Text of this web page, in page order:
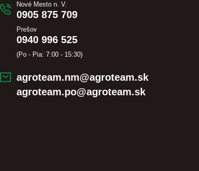
Nové Mesto n. V.
0905 875 709
Prešov
0940 996 525
(Po - Pia: 7:00 - 15:30)
agroteam.nm@agroteam.sk
agroteam.po@agroteam.sk